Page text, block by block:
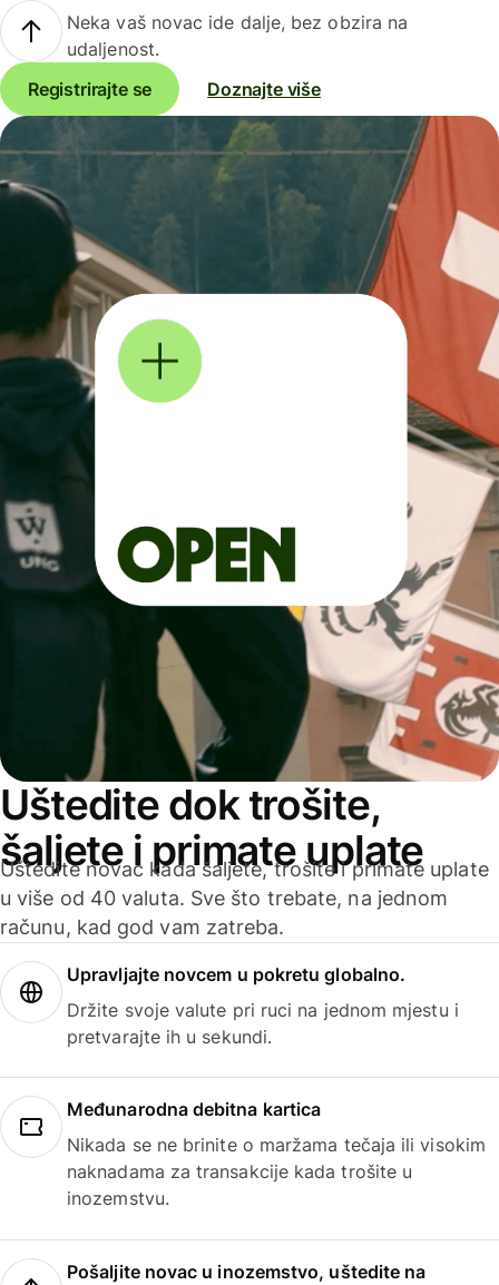
Neka vaš novac ide dalje, bez obzira na
udaljenost.
Registrirajte se
Doznajte više
Uštedite dok trošite,
šaljete i primate uplate
Uštedite novac kada šaljete, trošite i primate uplate
u više od 40 valuta. Sve što trebate, na jednom
računu, kad god vam zatreba.
Upravljajte novcem u pokretu globalno.
Držite svoje valute pri ruci na jednom mjestu i
pretvarajte ih u sekundi.
Međunarodna debitna kartica
Nikada se ne brinite o maržama tečaja ili visokim
naknadama za transakcije kada trošite u
inozemstvu.
Pošaljite novac u inozemstvo, uštedite na